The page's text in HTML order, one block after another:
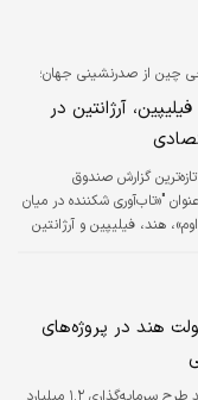
چین از صدرنشینی جهان؛
آرژانتین در
گزارش صندوق
"«تاب‌آوری شکننده در میان
هند، فیلیپین و آرژانتین
هند در پروژه‌های